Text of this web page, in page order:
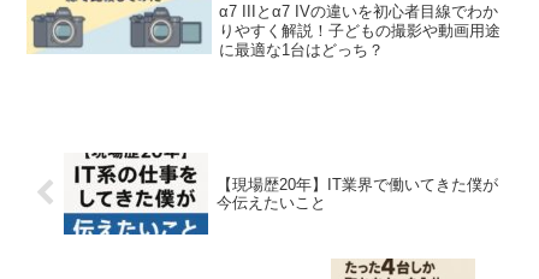
α7 IIIとα7 IVの違いを初心者目線でわか
りやすく解説！子どもの撮影や動画用途
に最適な1台はどっち？
【現場歴20年】IT業界で働いてきた僕が
今伝えたいこと